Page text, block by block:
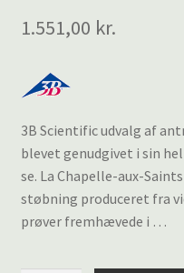
1.551,00 kr.
3B Scientific udvalg af
blevet genudgivet i sin
se. La Chapelle-aux-
støbning produceret fra
prøver fremhævede i …